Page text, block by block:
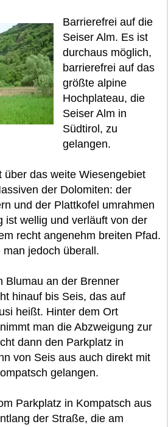
Barrierefrei auf die
Seiser Alm. Es ist
durchaus möglich,
barrierefrei auf das
größte alpine
Hochplateau, die
Seiser Alm in
Südtirol, zu
gelangen.
über das weite Wiesengebiet
der Dolomiten: der
und der Plattkofel umrahmen
ist wellig und verläuft von der
recht angenehm breiten Pfad.
jedoch überall.
Blumau an der Brenner
hinauf bis Seis, das auf
heißt. Hinter dem Ort
man die Abzweigung zur
dann den Parkplatz in
von Seis aus auch direkt mit
gelangen.
Parkplatz in Kompatsch aus
der Straße, die am